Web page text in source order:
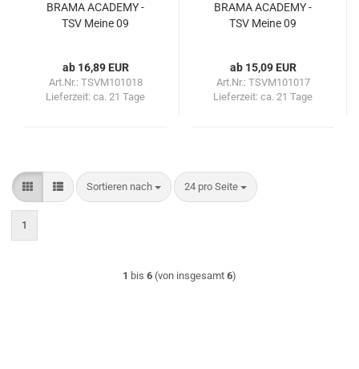
BRAMA ACADEMY -
TSV Meine 09
ab 16,89 EUR
Art.Nr.: TSVM101018
Lieferzeit: ca. 21 Tage
BRAMA ACADEMY -
TSV Meine 09
ab 15,09 EUR
Art.Nr.: TSVM101017
Lieferzeit: ca. 21 Tage
Sortieren nach
Sortieren nach 24 pro Seite
pro Seite
1
1 bis 6 (von insgesamt 6)